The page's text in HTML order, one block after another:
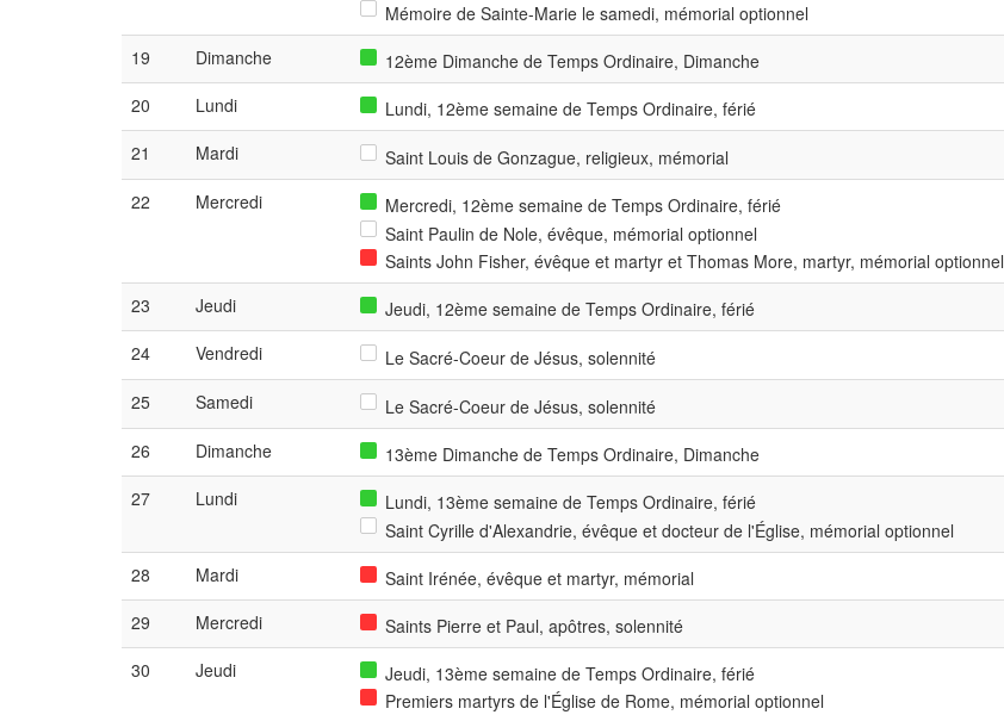
Mémoire de Sainte-Marie le samedi, mémorial optionnel
19
Dimanche
12ème Dimanche de Temps Ordinaire, Dimanche
20
Lundi
Lundi, 12ème semaine de Temps Ordinaire, férié
21
Mardi
Saint Louis de Gonzague, religieux, mémorial
22
Mercredi
Mercredi, 12ème semaine de Temps Ordinaire, férié
Saint Paulin de Nole, évêque, mémorial optionnel
Saints John Fisher, évêque et martyr et Thomas More, martyr, mémorial optionnel
23
Jeudi
Jeudi, 12ème semaine de Temps Ordinaire, férié
24
Vendredi
Le Sacré-Coeur de Jésus, solennité
25
Samedi
Le Sacré-Coeur de Jésus, solennité
26
Dimanche
13ème Dimanche de Temps Ordinaire, Dimanche
27
Lundi
Lundi, 13ème semaine de Temps Ordinaire, férié
Saint Cyrille d'Alexandrie, évêque et docteur de l'Église, mémorial optionnel
28
Mardi
Saint Irénée, évêque et martyr, mémorial
29
Mercredi
Saints Pierre et Paul, apôtres, solennité
30
Jeudi
Jeudi, 13ème semaine de Temps Ordinaire, férié
Premiers martyrs de l'Église de Rome, mémorial optionnel